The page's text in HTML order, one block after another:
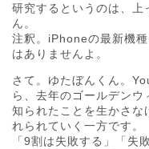
研究するというのは、上
ん。
注釈。iPhoneの最新機
はありませんよ。
さて。ゆたぼんくん。
ら、去年のゴールデン
知られたことを生かさな
れられていく一方です。
「9割は失敗する」「失